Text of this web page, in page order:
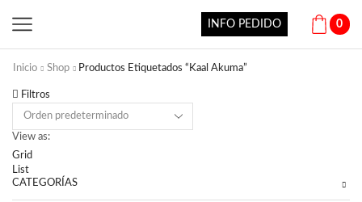
INFO PEDIDO 0
Inicio Shop Productos Etiquetados “Kaal Akuma”
Filtros
View as:
Grid
List
CATEGORÍAS